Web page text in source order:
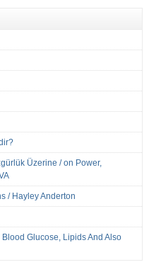
Üzerine / on Power,
/ Hayley Anderton
Glucose, Lipids And Also